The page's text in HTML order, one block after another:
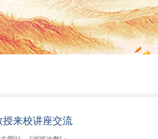
来校讲座交流